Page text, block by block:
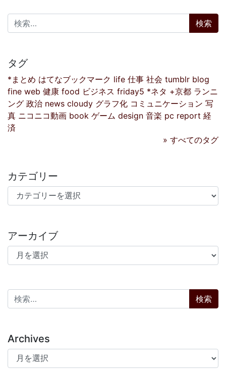
検索:
タグ
*まとめ はてなブックマーク life 仕事 社会 tumblr blog
fine web 健康 food ビジネス friday5 *ネタ +京都 ランニ
ング 政治 news cloudy グラフ化 コミュニケーション 写
真 ニコニコ動画 book ゲーム design 音楽 pc report 経
済
» すべてのタグ
カテゴリー
カテゴリー
アーカイブ
アーカイブ
検索:
Archives
Archives